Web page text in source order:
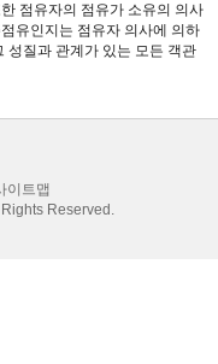
점유자의 점유가 소유의 의사
유인지는 점유자 의사에 의하
성질과 관계가 있는 모든 객관
이트맵
Reserved.